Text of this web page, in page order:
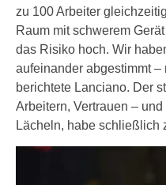
zu 100 Arbeiter
Raum mit schwerem
das Risiko hoch. Wir
aufeinander abgestimmt –
berichtete Lanciano. Der
Arbeitern, Vertrauen –
Lächeln, habe schließlich